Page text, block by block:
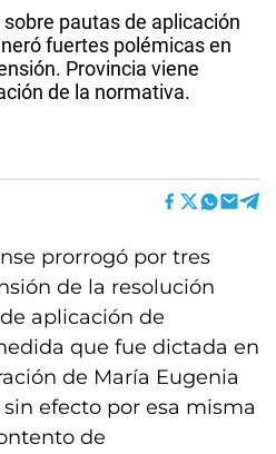
pautas de aplicación
fuertes polémicas en
Provincia viene
de la normativa.
prorrogó por tres
de la resolución
aplicación de
que fue dictada en
de María Eugenia
efecto por esa misma
de